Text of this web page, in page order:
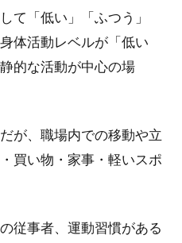
ルシーなのでできるだけいただき
ダイエット中でもOKでしょうか。
のルーは買う？作る？カロ
きる方法とは
ね。おいしくてついついおかわり
て「低い」「ふつう」
体活動レベルが「低い
的な活動が中心の場
が、職場内での移動や立
買い物・家事・軽いスポ
従事者、運動習慣がある